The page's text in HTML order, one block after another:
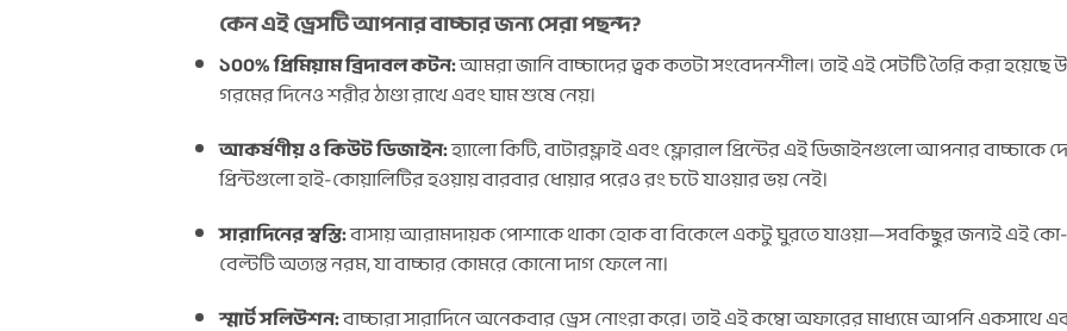
কেন এই ড্রেসটি আপনার বাচ্চার জন্য সেরা পছন্দ?
১০০% প্রিমিয়াম ব্রিদাবল কটন:আমরা জানি বাচ্চাদের ত্বক কতটা সংবেদনশীল। তাই এই সেটটি তৈরি করা হয়েছে
গরমের দিনেও শরীর ঠাণ্ডা রাখে এবং ঘাম শুষে নেয়।
আকর্ষণীয় ও কিউট ডিজাইন:হ্যালো কিটি, বাটারফ্লাই এবং ফ্লোরাল প্রিন্টের এই ডিজাইনগুলো আপনার বাচ্চাকে
প্রিন্টগুলো হাই-কোয়ালিটির হওয়ায় বারবার ধোয়ার পরেও রং চটে যাওয়ার ভয় নেই।
সারাদিনের স্বস্তি:বাসায় আরামদায়ক পোশাকে থাকা হোক বা বিকেলে একটু ঘুরতে যাওয়া—সবকিছুর জন্যই এই কো-
বেল্টটি অত্যন্ত নরম, যা বাচ্চার কোমরে কোনো দাগ ফেলে না।
স্মার্ট সলিউশন:বাচ্চারা সারাদিনে অনেকবার ড্রেস নোংরা করে। তাই এই কম্বো অফারের মাধ্যমে আপনি একসাথে